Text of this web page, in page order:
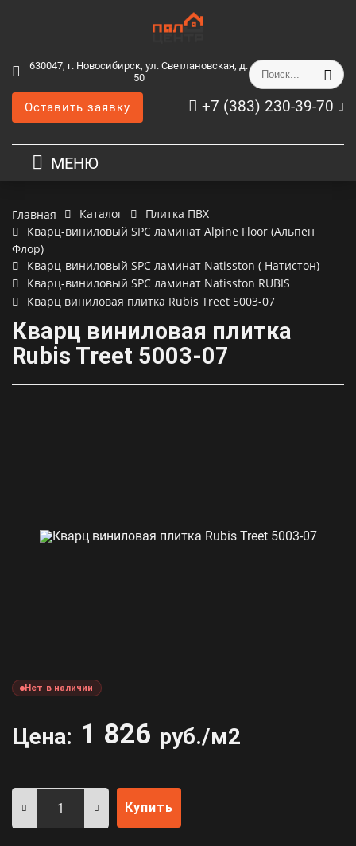
630047, г. Новосибирск, ул. Светлановская, д.
50
+7 (383) 230-39-70
Оставить заявку
МЕНЮ
Главная Каталог
Плитка ПВХ
Кварц-виниловый SPC ламинат Alpine Floor (Альпен
Флор)
Кварц-виниловый SPC ламинат Natisston ( Натистон)
Кварц-виниловый SPC ламинат Natisston RUBIS
Кварц виниловая плитка Rubis Treet 5003-07
Кварц виниловая плитка
Rubis Treet 5003-07
Нет в наличии
Цена: 1 826 руб./м2
Купить